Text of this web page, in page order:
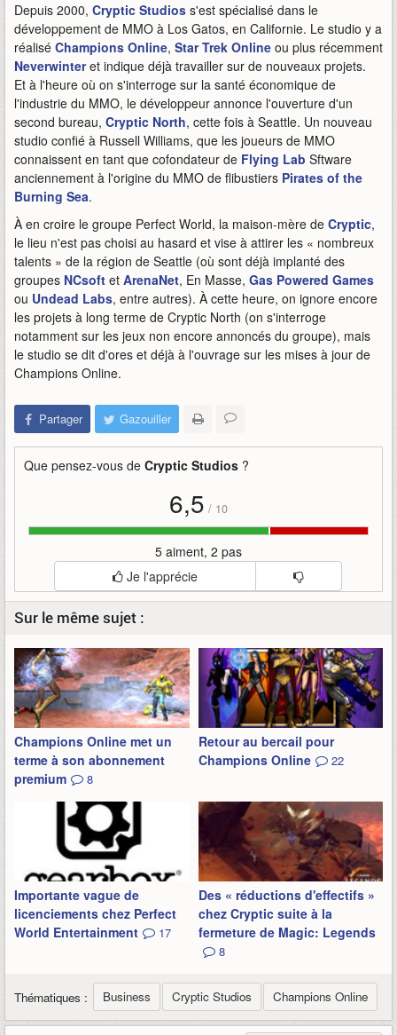
Depuis 2000, Cryptic Studios s'est spécialisé dans le
développement de MMO à Los Gatos, en Californie. Le studio y a
réalisé Champions Online, Star Trek Online ou plus récemment
Neverwinteret indique déjà travailler sur de nouveaux projets.
Et à l'heure où on s'interroge sur la santé économique de
l'industrie du MMO, le développeur annonce l'ouverture d'un
second bureau, Cryptic North, cette fois à Seattle. Un nouveau
studio confié à Russell Williams, que les joueurs de MMO
connaissent en tant que cofondateur de Flying Lab Sftware
anciennement à l'origine du MMO de flibustiers Pirates of the
Burning Sea.
À en croire le groupe Perfect World, la maison-mère de Cryptic,
le lieu n'est pas choisi au hasard et vise à attirer les « nombreux
talents » de la région de Seattle (où sont déjà implanté des
groupes NCsoft et ArenaNet, En Masse, Gas Powered Games
ou Undead Labs, entre autres). À cette heure, on ignore encore
les projets à long terme de Cryptic North (on s'interroge
notamment sur les jeux non encore annoncés du groupe), mais
le studio se dit d'ores et déjà à l'ouvrage sur les mises à jour de
Champions Online.
Partager Gazouiller
Que pensez-vous de Cryptic Studios ?
6,5 / 10
5 aiment, 2 pas
Je l'apprécie
Sur le même sujet :
Champions Online met un
terme à son abonnement
premium
8
Retour au bercail pour
Champions Online
22
Importante vague de
licenciements chez Perfect
World Entertainment
17
Des « réductions d'effectifs »
chez Cryptic suite à la
fermeture de Magic: Legends
8
Thématiques : Business Cryptic Studios Champions Online